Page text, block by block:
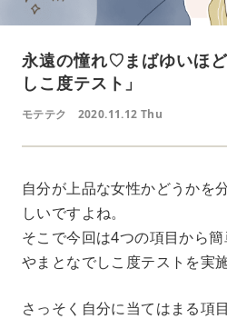
永遠の憧れ♡まばゆいほ
しこ度テスト」
モテテク 2020.11.12 Thu
自分が上品な女性かどうかを
しいですよね。
そこで今回は4つの項目から簡
やまとなでしこ度テストを実
さっそく自分に当てはまる項